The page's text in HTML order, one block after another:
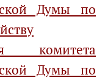
Думы по
комитета
Думы по